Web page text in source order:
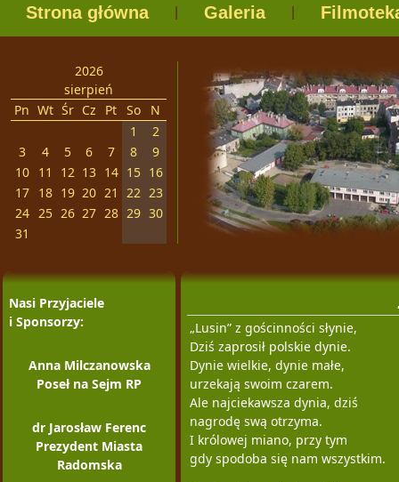
Strona główna Galeria
2026
sierpień
Pn Wt Śr Cz Pt So
N
1
2
3
4 5 6 7 8
9
10
11 12 13 14 15 16
17
18 19 20 21 22 23
24
25 26 27 28 29 30
31
Nasi Przyjaciele
i Sponsorzy:
Anna Milczanowska
Poseł na Sejm RP
dr Jarosław Ferenc
Prezydent Miasta
Radomska
„Lusin” z gościnności słynie,
Dziś zaprosił polskie dynie.
Dynie wielkie, dynie małe,
urzekają swoim czarem.
Ale najciekawsza dynia, dziś
nagrodę swą otrzyma.
I królowej miano, przy tym
gdy spodoba się nam wszystkim.